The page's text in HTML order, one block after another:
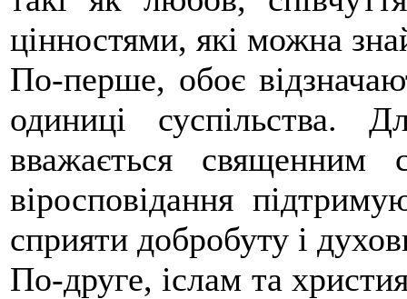
цінностями, які можна
По-перше, обоє
одиниці суспільства.
вважається
віросповідання
сприяти добробуту і
По-друге, іслам та